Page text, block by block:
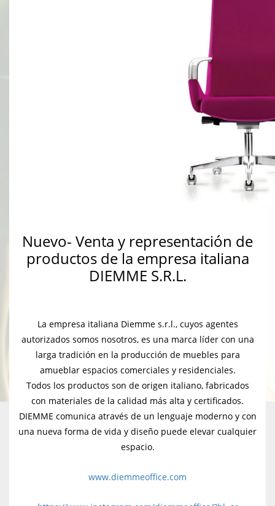
Nuevo- Venta y representación de
productos de la empresa italiana
DIEMME S.R.L.
La empresa italiana Diemme s.r.l., cuyos agentes
autorizados somos nosotros, es una marca líder con una
larga tradición en la producción de muebles para
amueblar espacios comerciales y residenciales.
Todos los productos son de origen italiano, fabricados
con materiales de la calidad más alta y certificados.
DIEMME comunica através de un lenguaje moderno y con
una nueva forma de vida y diseño puede elevar cualquier
espacio.
www.diemmeoffice.com